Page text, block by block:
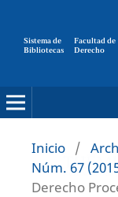
Sistema de
Bibliotecas
Facultad de
Derecho
Inicio /
Núm. 67
Derecho